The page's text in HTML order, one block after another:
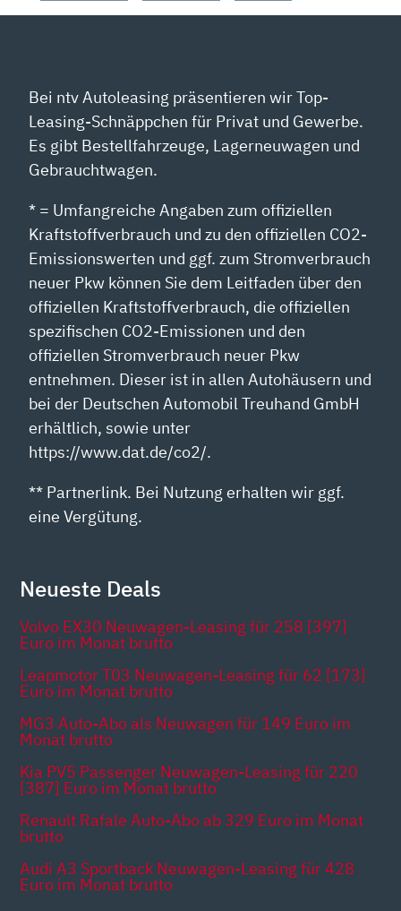
Bei ntv Autoleasing präsentieren wir Top-
Leasing-Schnäppchen für Privat und Gewerbe.
Es gibt Bestellfahrzeuge, Lagerneuwagen und
Gebrauchtwagen.
* = Umfangreiche Angaben zum offiziellen
Kraftstoffverbrauch und zu den offiziellen CO2-
Emissionswerten und ggf. zum Stromverbrauch
neuer Pkw können Sie dem Leitfaden über den
offiziellen Kraftstoffverbrauch, die offiziellen
spezifischen CO2-Emissionen und den
offiziellen Stromverbrauch neuer Pkw
entnehmen. Dieser ist in allen Autohäusern und
bei der Deutschen Automobil Treuhand GmbH
erhältlich, sowie unter
https://www.dat.de/co2/.
** Partnerlink. Bei Nutzung erhalten wir ggf.
eine Vergütung.
Neueste Deals
Volvo EX30 Neuwagen-Leasing für 258 [397]
Euro im Monat brutto
Leapmotor T03 Neuwagen-Leasing für 62 [173]
Euro im Monat brutto
MG3 Auto-Abo als Neuwagen für 149 Euro im
Monat brutto
Kia PV5 Passenger Neuwagen-Leasing für 220
[387] Euro im Monat brutto
Renault Rafale Auto-Abo ab 329 Euro im Monat
brutto
Audi A3 Sportback Neuwagen-Leasing für 428
Euro im Monat brutto